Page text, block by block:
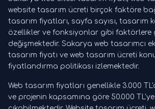
website tasarım ücreti birçok faktöre
tasarım fiyatları, sayfa sayısı, tasarım
özellikler ve fonksiyonlar gibi faktörlere
değişmektedir. Sakarya web tasarımcı
tasarım fiyatı ve web tasarım ücreti
fiyatlandırma politikası izlemektedir.
Web tasarım fiyatları genellikle 3.000
ve projenin kapsamına göre 50.000